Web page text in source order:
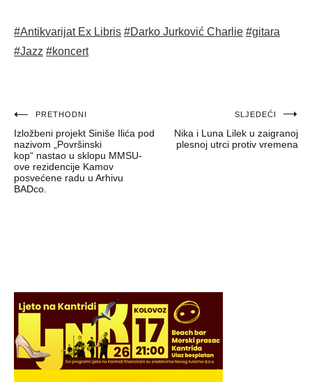
#Antikvarijat Ex Libris #Darko Jurković Charlie #gitara
#Jazz #koncert
Navigacija
objava
PRETHODNI
Izložbeni projekt Siniše Ilića pod
nazivom „Površinski
kop“ nastao u sklopu MMSU-
ove rezidencije Kamov
posvećene radu u Arhivu
BADco.
SLJEDEĆI
Nika i Luna Lilek u zaigranoj
plesnoj utrci protiv vremena